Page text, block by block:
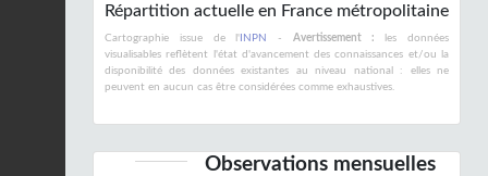
Répartition actuelle en France métropolitaine
Cartographie issue de l' INPN - Avertissement : les données
visualisables reflètent l'état d'avancement des connaissances et/ou la
disponibilité des données existantes au niveau national : elles ne
peuvent en aucun cas être considérées comme exhaustives.
Observations mensuelles